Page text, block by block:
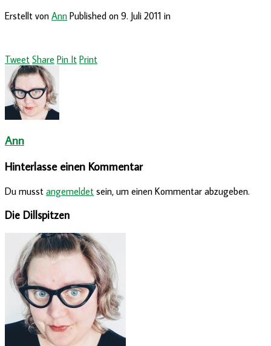
Erstellt von Ann Published on 9. Juli 2011 in
Tweet Share Pin It Print
Ann
Hinterlasse einen Kommentar
Du musst angemeldet sein, um einen Kommentar abzugeben.
Die Dillspitzen